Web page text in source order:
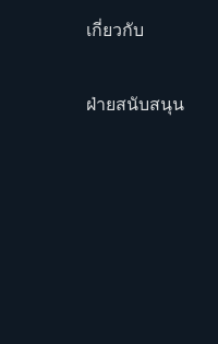
เกี่ยวกับ
ฝ่ายสนับสนุน